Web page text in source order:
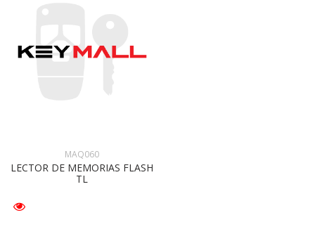
MAQ060
LECTOR DE MEMORIAS FLASH
TL